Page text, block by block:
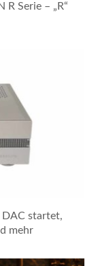
Serie – „R“
startet,
mehr